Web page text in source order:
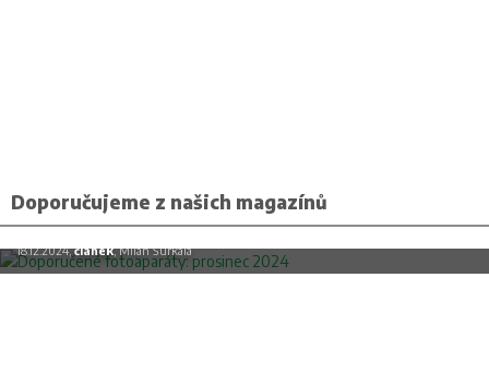
Doporučujeme z našich magazínů
Doporučené fotoaparáty: prosinec 2024
18.12.2024,článek, Milan Šurkala